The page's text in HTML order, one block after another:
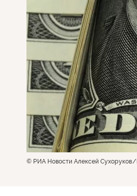
© РИА Новости Алексей Сухоруков